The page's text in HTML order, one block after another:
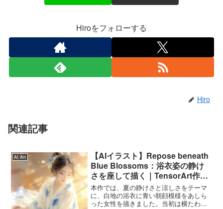
Hiroをフォローする
Hiro
関連記事
AI Art
【AIイラスト】Repose beneath
Blue Blossoms：浴衣姿の静け
さを座して描く｜TensorArt作品
紹介
本作では、夏の静けさと涼しさをテーマ
に、白地の浴衣に青い朝顔模様をあしら
った女性を描きました。当初は横たわる